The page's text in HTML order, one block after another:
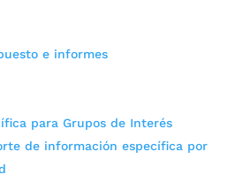
e informes
para Grupos de Interés
de información específica por
Bucaramanga 2022
para inscribirse y solicitar un